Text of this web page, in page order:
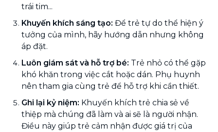
trái tim...
Khuyến khích sáng tạo: Để trẻ tự do thể hiện ý
tưởng của mình, hãy hướng dẫn nhưng không
áp đặt.
Luôn giám sát và hỗ trợ bé: Trẻ nhỏ có thể gặp
khó khăn trong việc cắt hoặc dán. Phụ huynh
nên tham gia cùng trẻ để hỗ trợ khi cần thiết.
Ghi lại kỷ niệm: Khuyến khích trẻ chia sẻ về
thiệp mà chúng đã làm và ai sẽ là người nhận.
Điều này giúp trẻ cảm nhận được giá trị của